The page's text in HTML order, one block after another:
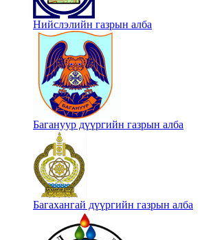
Нийслэлийн газрын алба
Багануур дүүргийн газрын алба
Багахангай дүүргийн газрын алба